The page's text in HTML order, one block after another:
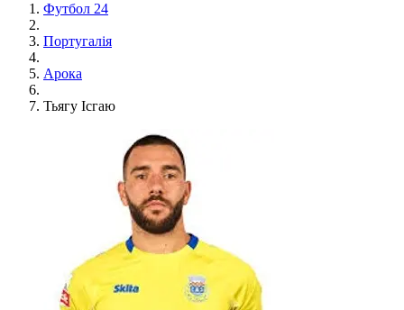
Футбол 24
Португалія
Арока
Тьягу Ісгаю